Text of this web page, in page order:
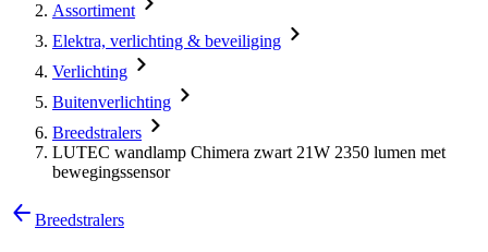
Assortiment
Elektra, verlichting & beveiliging
Verlichting
Buitenverlichting
Breedstralers
LUTEC wandlamp Chimera zwart 21W 2350 lumen met
bewegingssensor
Breedstralers